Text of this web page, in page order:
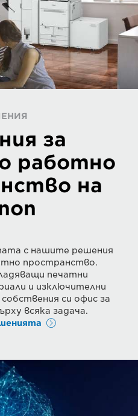
за
работно
на
с нашите решения
пространство.
печатни
и изключителни
си офис за
всяка задача.